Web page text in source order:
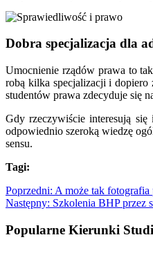
Dobra specjalizacja dla
Umocnienie rządów prawa to
robą kilka specjalizacji i dopiero
studentów prawa zdecyduje się
Gdy rzeczywiście interesują
odpowiednio szeroką wiedzę
sensu.
Tagi:
Poprzedni: A może tak fotografia
Następny: Szkolenia BHP przez
Popularne Kierunki